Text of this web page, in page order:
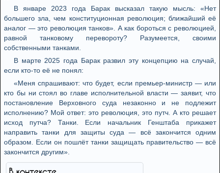
В январе 2023 года Барак высказал такую мысль: «Нет
большего зла, чем конституционная революция; ближайший её
аналог — это революция танков». А как бороться с революцией,
равной танковому перевороту? Разумеется, своими
собственными танками.
В марте 2025 года Барак развил эту концепцию на случай,
если кто-то её не понял:
«Меня спрашивают: что будет, если премьер-министр — или
кто бы ни стоял во главе исполнительной власти — заявит, что
постановление Верховного суда незаконно и не подлежит
исполнению? Мой ответ: это революция, это путч. А кто решает
исход путча? Танки. Если начальник Генштаба прикажет
направить танки для защиты суда — всё закончится одним
образом. Если он пошлёт танки защищать правительство — всё
закончится другим».